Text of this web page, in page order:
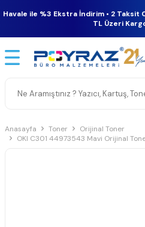
Havale ile %3 Ekstra İndirim • 2 Taksit
TL Üzeri
Anasayfa Toner
Orijinal Toner
OKI C301 44973543 Mavi Orijinal